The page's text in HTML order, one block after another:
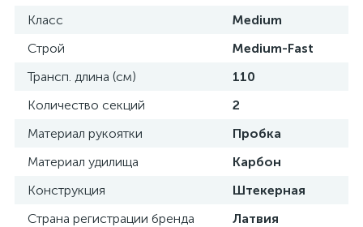
Класс
Medium
Строй
Medium-Fast
Трансп. длина (см)
110
Количество секций
2
Материал рукоятки
Пробка
Материал удилища
Карбон
Конструкция
Штекерная
Страна регистрации бренда
Латвия